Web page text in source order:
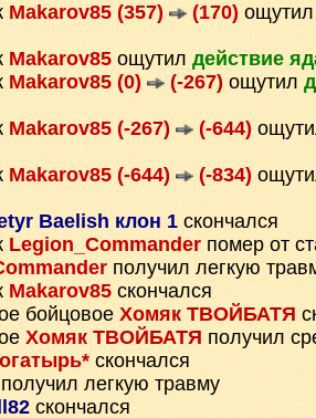
Makarov85 (357) (170)
Makarov85 ощутил действие
Makarov85 (0) (-267) ощутил
Makarov85 (-267) (-644)
Makarov85 (-644) (-834)
Baelish клон 1 скончался
Legion_Commander помер от
получил легкую
Makarov85 скончался
бойцовое Хомяк ТВОЙБАТЯ
Хомяк ТВОЙБАТЯ получил
скончался
получил легкую травму
скончался